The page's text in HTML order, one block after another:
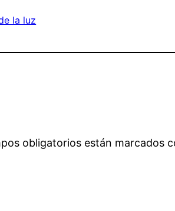
la luz
obligatorios están marcados